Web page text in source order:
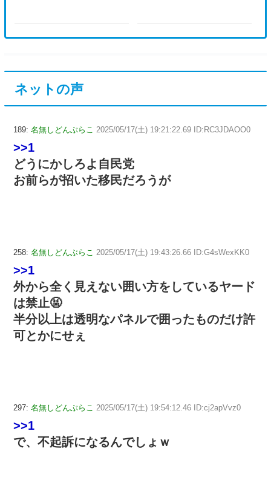
ネットの声
189: 名無しどんぶらこ 2025/05/17(土) 19:21:22.69 ID:RC3JDAOO0
>>1
どうにかしろよ自民党
お前らが招いた移民だろうが
258: 名無しどんぶらこ 2025/05/17(土) 19:43:26.66 ID:G4sWexKK0
>>1
外から全く見えない囲い方をしているヤード
は禁止🤬
半分以上は透明なパネルで囲ったものだけ許
可とかにせぇ
297: 名無しどんぶらこ 2025/05/17(土) 19:54:12.46 ID:cj2apVvz0
>>1
で、不起訴になるんでしょｗ